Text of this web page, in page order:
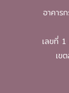
อาคาร
เลขที่
เข